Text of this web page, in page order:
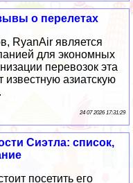
о перелетах
RyanAir является
для экономных
перевозок эта
азиатскую
24 07 2026 17:31:29
Сиэтла: список,
посетить его